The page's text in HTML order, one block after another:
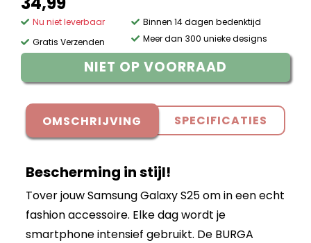
Nu niet leverbaar
Gratis Verzenden
Binnen 14 dagen bedenktijd
Meer dan 300 unieke designs
NIET OP VOORRAAD
OMSCHRIJVING SPECIFICATIES
Bescherming in stijl!
Tover jouw Samsung Galaxy S25 om in een echt
fashion accessoire. Elke dag wordt je
smartphone intensief gebruikt. De BURGA